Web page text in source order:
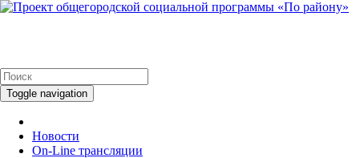
Toggle navigation
Новости
On-Line трансляции